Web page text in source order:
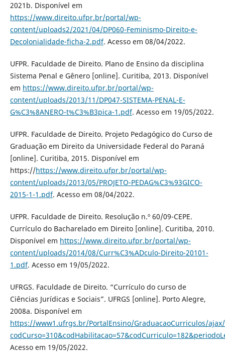
2021b. Disponível em
https://www.direito.ufpr.br/portal/wp-
content/uploads2/2021/04/DP060-Feminismo-Direito-e-
Decolonialidade-ficha-2.pdf. Acesso em 08/04/2022.
UFPR. Faculdade de Direito. Plano de Ensino da disciplina
Sistema Penal e Gênero [online]. Curitiba, 2013. Disponível
em https://www.direito.ufpr.br/portal/wp-
content/uploads/2013/11/DP047-SISTEMA-PENAL-E-
G%C3%8ANERO-t%C3%B3pica-1.pdf. Acesso em 19/05/2022.
UFPR. Faculdade de Direito. Projeto Pedagógico do Curso de
Graduação em Direito da Universidade Federal do Paraná
[online]. Curitiba, 2015. Disponível em
https://https://www.direito.ufpr.br/portal/wp-
content/uploads/2013/05/PROJETO-PEDAG%C3%93GICO-
2015-1-1.pdf. Acesso em 08/04/2022.
UFPR. Faculdade de Direito. Resolução n.º 60/09-CEPE.
Currículo do Bacharelado em Direito [online]. Curitiba, 2010.
Disponível em https://www.direito.ufpr.br/portal/wp-
content/uploads/2014/08/Curr%C3%ADculo-Direito-20101-
1.pdf. Acesso em 19/05/2022.
UFRGS. Faculdade de Direito. “Currículo do curso de
Ciências Jurídicas e Sociais”. UFRGS [online]. Porto Alegre,
2008a. Disponível em
https://www1.ufrgs.br/PortalEnsino/GraduacaoCurriculos/
Acesso em 19/05/2022.